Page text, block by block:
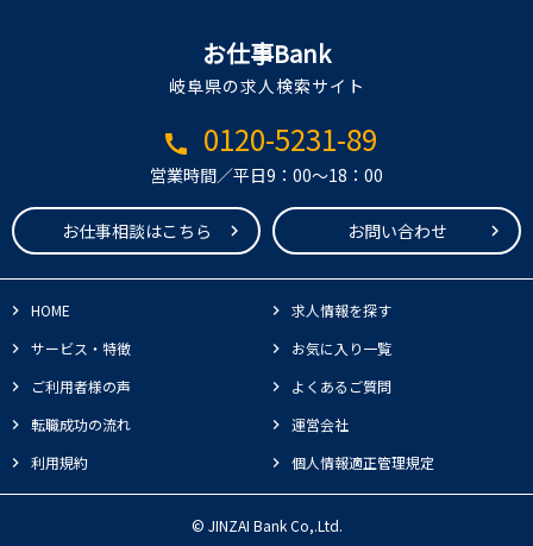
お仕事Bank
岐阜県の求人検索サイト
call 0120-5231-89
営業時間／平日9：00～18：00
お仕事相談はこちら お問い合わせ
HOME
求人情報を探す
サービス・特徴
お気に入り一覧
ご利用者様の声
よくあるご質問
転職成功の流れ
運営会社
利用規約
個人情報適正管理規定
© JINZAI Bank Co,.Ltd.